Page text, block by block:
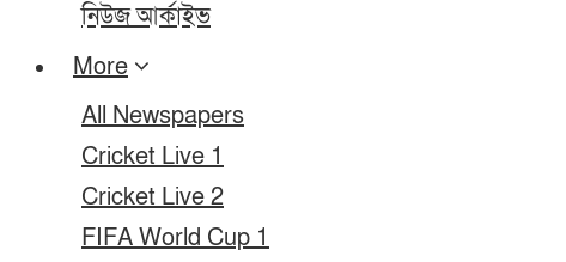
নিউজ আর্কাইভ
More
All Newspapers
Cricket Live 1
Cricket Live 2
FIFA World Cup 1